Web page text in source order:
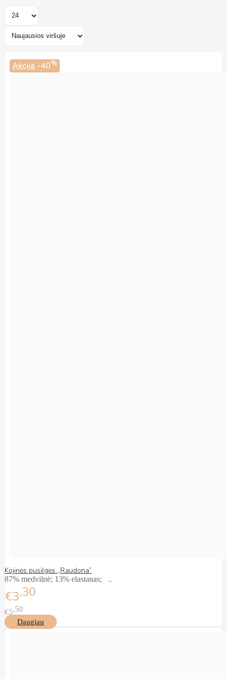
Akcija -40%
Kojinės pusilgės ,,Raudona”
87% medvilnė; 13% elastanas; ..
€3 30
€5 50
Daugiau